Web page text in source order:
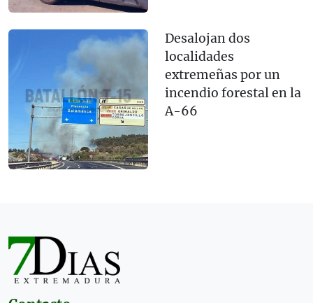
Desalojan dos
localidades
extremeñas por un
incendio forestal en la
A-66